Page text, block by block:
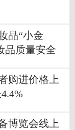
品“小金
品质量安全
购进价格上
博览会线上